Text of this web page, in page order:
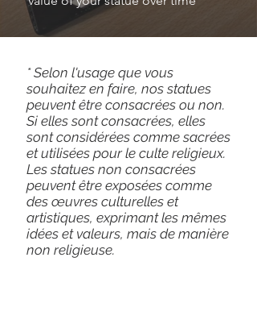
* Selon l'usage que vous
souhaitez en faire, nos statues
peuvent être consacrées ou non.
Si elles sont consacrées, elles
sont considérées comme sacrées
et utilisées pour le culte religieux.
Les statues non consacrées
peuvent être exposées comme
des œuvres culturelles et
artistiques, exprimant les mêmes
idées et valeurs, mais de manière
non religieuse.